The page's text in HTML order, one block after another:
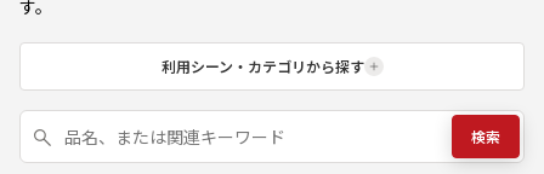
す。
利用シーン・カテゴリから探す
検索